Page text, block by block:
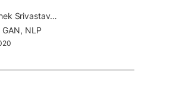
Yu, Yi, Abhishek Srivastava, and Simon Canales. "Conditional lstm-gan for melody generation from lyrics." ACM Transactions on Multimedia Computing, Communications, and Applications (TOMM) 17.1 (2021): 1-20.
GAN NLP